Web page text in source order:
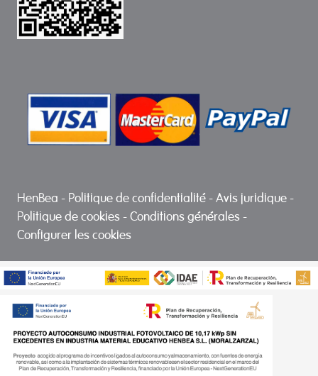
HenBea - Politique de confidentialité -Avis juridique -
Politique de cookies -Conditions générales -
Configurer les cookies